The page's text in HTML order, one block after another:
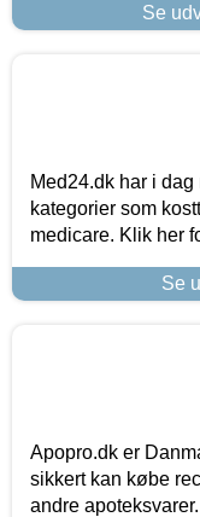
Se
Med24.dk har i
kategorier som
medicare. Klik her
Se
Apopro.dk er
sikkert kan købe
andre